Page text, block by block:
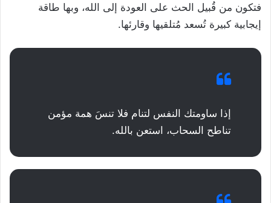
فتكون من قُبيل الحث على العودة إلى الله، وبها طاقة
إيجابية كبيرة تُسعد مُتلقيها وقارئها.
إذا ساومتك النفس لتنام فلا تنسَ همة مؤمن
تناطح السحاب، استعن بالله.